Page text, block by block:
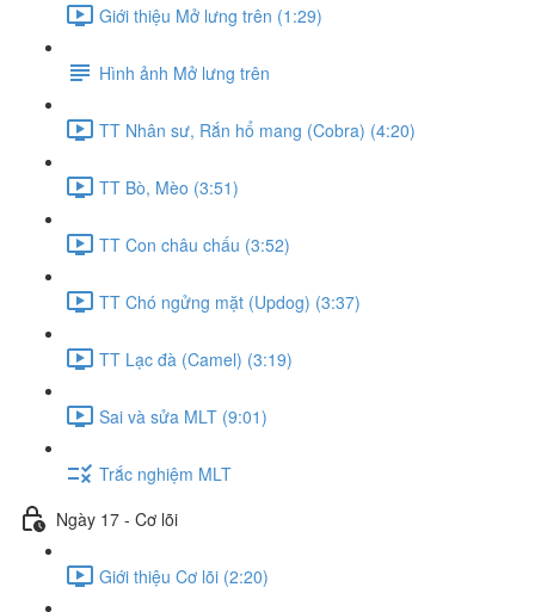
Giới thiệu Mở lưng trên (1:29)
Hình ảnh Mở lưng trên
TT Nhân sư, Rắn hổ mang (Cobra) (4:20)
TT Bò, Mèo (3:51)
TT Con châu chấu (3:52)
TT Chó ngửng mặt (Updog) (3:37)
TT Lạc đà (Camel) (3:19)
Sai và sửa MLT (9:01)
Trắc nghiệm MLT
Ngày 17 - Cơ lõi
Giới thiệu Cơ lõi (2:20)